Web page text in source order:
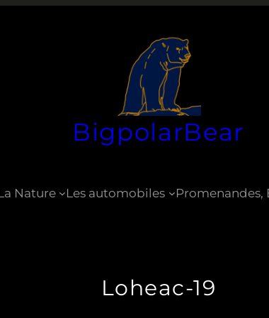
BigpolarBear
Nature Les automobiles Promenandes,
Loheac-19